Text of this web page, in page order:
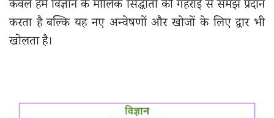
केवल हमें विज्ञान के मौलिक सिद्धांतों की गहराई से समझ प्रदान
करता है बल्कि यह नए अन्वेषणों और खोजों के लिए द्वार भी
खोलता है।